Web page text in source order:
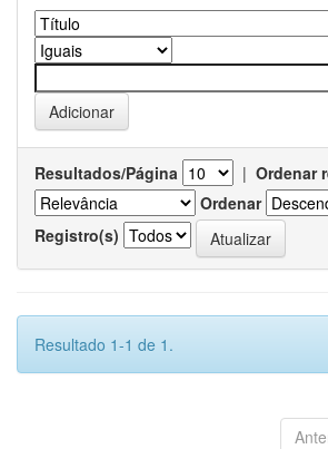
Resultados/Página | Ordenar
Ordenar
Registro(s)
Resultado 1-1 de 1.